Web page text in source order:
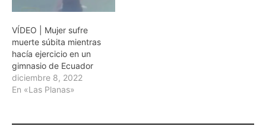
VÍDEO | Mujer sufre
muerte súbita mientras
hacía ejercicio en un
gimnasio de Ecuador
diciembre 8, 2022
En «Las Planas»